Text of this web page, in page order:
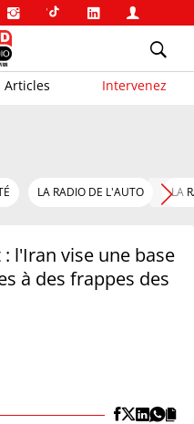
Articles Intervenez
LA RADIO DE L'AUTO LA
l'Iran vise une base
à des frappes des